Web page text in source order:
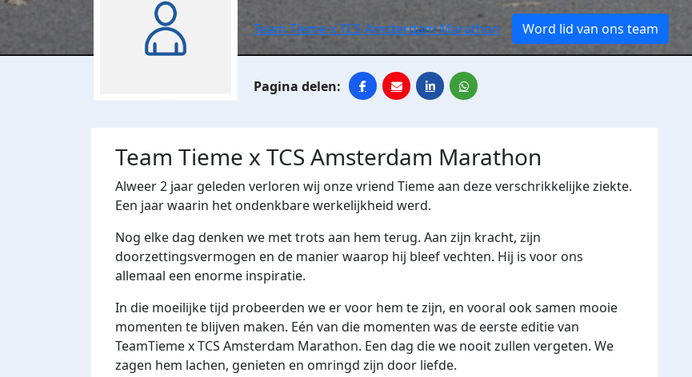
Team Tieme x TCS Amsterdam Marathon Word lid van ons team
Team Tieme x TCS Amsterdam Marathon
Alweer 2 jaar geleden verloren wij onze vriend Tieme aan deze verschrikkelijke ziekte.
Een jaar waarin het ondenkbare werkelijkheid werd.
Nog elke dag denken we met trots aan hem terug. Aan zijn kracht, zijn
doorzettingsvermogen en de manier waarop hij bleef vechten. Hij is voor ons
allemaal een enorme inspiratie.
In die moeilijke tijd probeerden we er voor hem te zijn, en vooral ook samen mooie
momenten te blijven maken. Eén van die momenten was de eerste editie van
TeamTieme x TCS Amsterdam Marathon. Een dag die we nooit zullen vergeten. We
zagen hem lachen, genieten en omringd zijn door liefde.